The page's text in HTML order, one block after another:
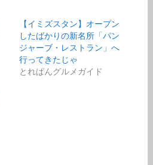
【イミズスタン】オープン
したばかりの新名所「パン
ジャーブ・レストラン」へ
行ってきたじゃ
とれぱんグルメガイド